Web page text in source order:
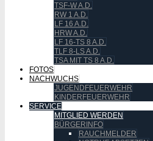
TSF-W A.D.
RW 1 A.D.
LF 16 A.D.
HRW A.D.
LF 16-TS 8 A.D.
TLF 8-LS A.D.
TSA MIT TS 8 A.D.
FOTOS
NACHWUCHS
JUGENDFEUERWEHR
KINDERFEUERWEHR
SERVICE
MITGLIED WERDEN
BÜRGERINFO
RAUCHMELDER